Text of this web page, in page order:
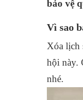
bảo vệ
Vì sao
Xóa lịch
hội này.
nhé.